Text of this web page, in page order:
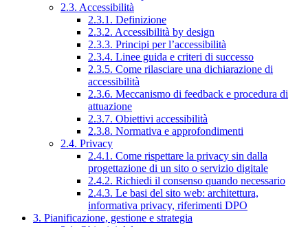
2.3. Accessibilità
2.3.1. Definizione
2.3.2. Accessibilità by design
2.3.3. Principi per l’accessibilità
2.3.4. Linee guida e criteri di successo
2.3.5. Come rilasciare una dichiarazione di
accessibilità
2.3.6. Meccanismo di feedback e procedura di
attuazione
2.3.7. Obiettivi accessibilità
2.3.8. Normativa e approfondimenti
2.4. Privacy
2.4.1. Come rispettare la privacy sin dalla
progettazione di un sito o servizio digitale
2.4.2. Richiedi il consenso quando necessario
2.4.3. Le basi del sito web: architettura,
informativa privacy, riferimenti DPO
3. Pianificazione, gestione e strategia